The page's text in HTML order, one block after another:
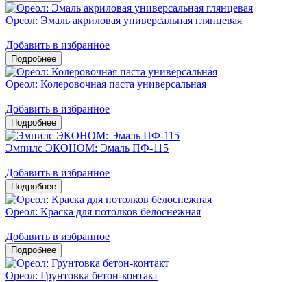
Ореол: Эмаль акриловая универсальная глянцевая
Добавить в избранное
Ореол: Колеровочная паста универсальная
Добавить в избранное
Эмпилс ЭКОНОМ: Эмаль ПФ-115
Добавить в избранное
Ореол: Краска для потолков белоснежная
Добавить в избранное
Ореол: Грунтовка бетон-контакт